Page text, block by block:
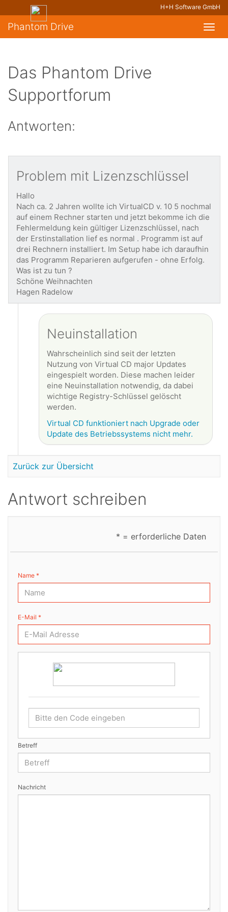
H+H Software GmbH
Phantom Drive
Das Phantom Drive
Supportforum
Antworten:
Problem mit Lizenzschlüssel
Hallo
Nach ca. 2 Jahren wollte ich VirtualCD v. 10 5 nochmal
auf einem Rechner starten und jetzt bekomme ich die
Fehlermeldung kein gültiger Lizenzschlüssel, nach
der Erstinstallation lief es normal . Programm ist auf
drei Rechnern installiert. Im Setup habe ich daraufhin
das Programm Reparieren aufgerufen - ohne Erfolg.
Was ist zu tun ?
Schöne Weihnachten
Hagen Radelow
Neuinstallation
Wahrscheinlich sind seit der letzten
Nutzung von Virtual CD major Updates
eingespielt worden. Diese machen leider
eine Neuinstallation notwendig, da dabei
wichtige Registry-Schlüssel gelöscht
werden.
Virtual CD funktioniert nach Upgrade oder
Update des Betriebssystems nicht mehr.
Zurück zur Übersicht
Antwort schreiben
* = erforderliche Daten
Name *
E-Mail *
Betreff
Nachricht